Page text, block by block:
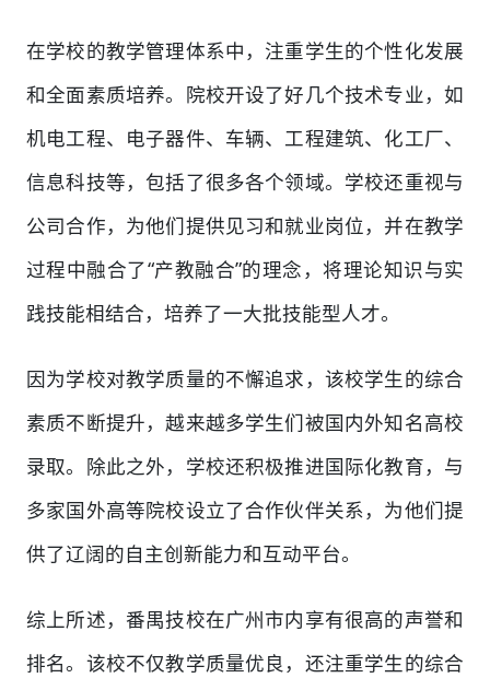
在学校的教学管理体系中，注重学生的个性化发展
和全面素质培养。院校开设了好几个技术专业，如
机电工程、电子器件、车辆、工程建筑、化工厂、
信息科技等，包括了很多各个领域。学校还重视与
公司合作，为他们提供见习和就业岗位，并在教学
过程中融合了“产教融合”的理念，将理论知识与实
践技能相结合，培养了一大批技能型人才。
因为学校对教学质量的不懈追求，该校学生的综合
素质不断提升，越来越多学生们被国内外知名高校
录取。除此之外，学校还积极推进国际化教育，与
多家国外高等院校设立了合作伙伴关系，为他们提
供了辽阔的自主创新能力和互动平台。
综上所述，番禺技校在广州市内享有很高的声誉和
排名。该校不仅教学质量优良，还注重学生的综合